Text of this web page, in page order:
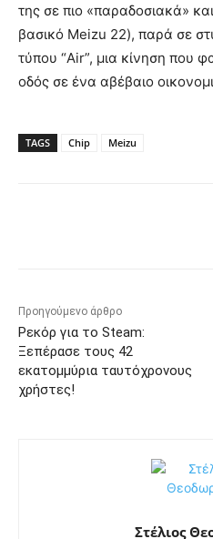
της σε πιο «παραδοσιακά»
βασικό Meizu 22), παρά σε
τύπου “Air”, μια κίνηση που
οδός σε ένα αβέβαιο
TAGS Chip Meizu
Προηγούμενο άρθρο
Ρεκόρ για το Steam:
Ξεπέρασε τους 42
εκατομμύρια ταυτόχρονους
χρήστες!
Στέλιος